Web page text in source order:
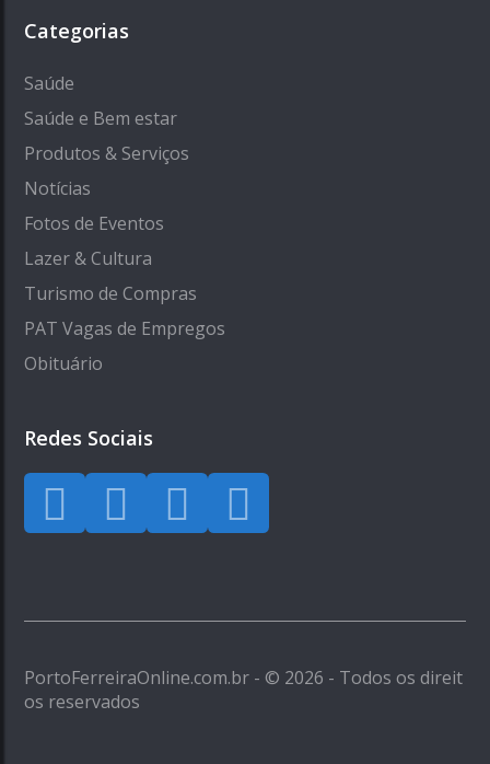
Categorias
Saúde
Saúde e Bem estar
Produtos & Serviços
Notícias
Fotos de Eventos
Lazer & Cultura
Turismo de Compras
PAT Vagas de Empregos
Obituário
Redes Sociais
PortoFerreiraOnline.com.br - © 2026 - Todos os direit
os reservados